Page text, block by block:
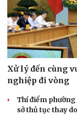
Xử lý đến cùng
nghiệp đi vòng
Thí điểm phường
sở thủ tục thay